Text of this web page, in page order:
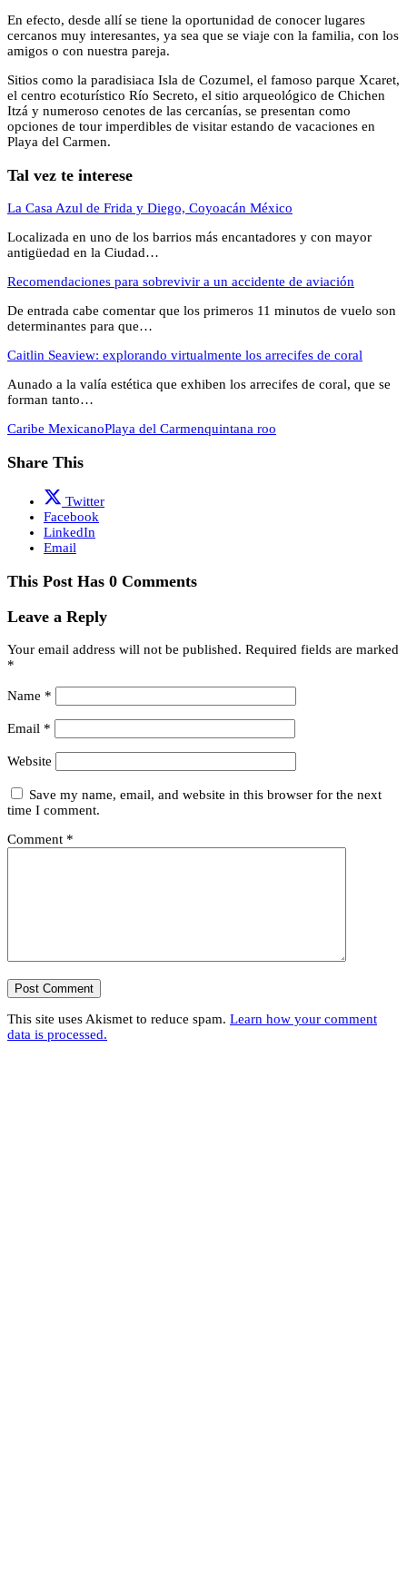
En efecto, desde allí se tiene la oportunidad de conocer lugares
cercanos muy interesantes, ya sea que se viaje con la familia, con los
amigos o con nuestra pareja.
Sitios como la paradisiaca Isla de Cozumel, el famoso parque Xcaret,
el centro ecoturístico Río Secreto, el sitio arqueológico de Chichen
Itzá y numeroso cenotes de las cercanías, se presentan como
opciones de tour imperdibles de visitar estando de vacaciones en
Playa del Carmen.
Tal vez te interese
La Casa Azul de Frida y Diego, Coyoacán México
Localizada en uno de los barrios más encantadores y con mayor
antigüedad en la Ciudad…
Recomendaciones para sobrevivir a un accidente de aviación
De entrada cabe comentar que los primeros 11 minutos de vuelo son
determinantes para que…
Caitlin Seaview: explorando virtualmente los arrecifes de coral
Aunado a la valía estética que exhiben los arrecifes de coral, que se
forman tanto…
Caribe MexicanoPlaya del Carmenquintana roo
Share This
Twitter
Facebook
LinkedIn
Email
This Post Has 0 Comments
Leave a Reply
Your email address will not be published. Required fields are marked
*
Name *
Email *
Website
Save my name, email, and website in this browser for the next
time I comment.
Comment *
This site uses Akismet to reduce spam. Learn how your comment
data is processed.